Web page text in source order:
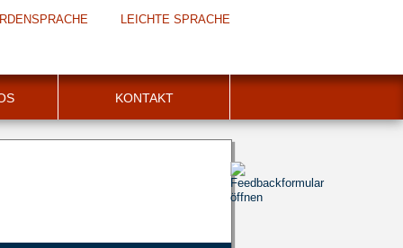
LEICHTE SPRACHE
KONTAKT